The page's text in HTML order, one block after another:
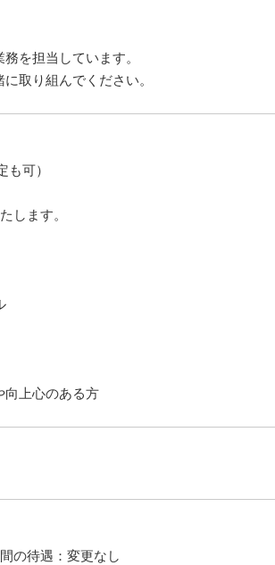
を担当しています。
取り組んでください。
も可）
します。
向上心のある方
の待遇：変更なし